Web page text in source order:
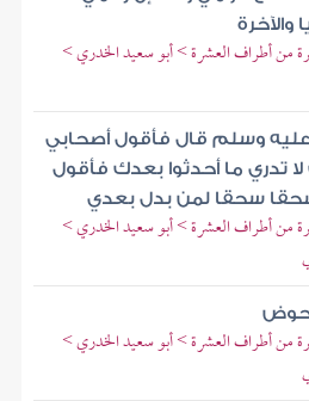
والآخرة
من أطراف العشرة > أبو سعيد الخدري >
عليه وسلم قال فأقول أصحابي
تدري ما أحدثوا بعدك فأقول
سحقا سحقا لمن بدل بعدي
من أطراف العشرة > أبو سعيد الخدري >
من أطراف العشرة > أبو سعيد الخدري >